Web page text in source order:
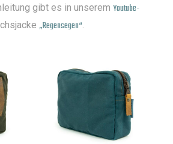
gibt es in unseremYoutube-
„Regensegen“.